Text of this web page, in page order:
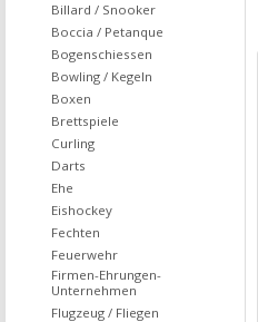
Billard / Snooker
Boccia / Petanque
Bogenschiessen
Bowling / Kegeln
Boxen
Brettspiele
Curling
Darts
Ehe
Eishockey
Fechten
Feuerwehr
Firmen-Ehrungen-
Unternehmen
Flugzeug / Fliegen